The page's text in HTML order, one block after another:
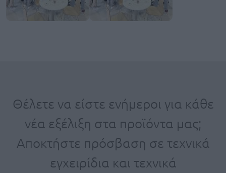
Θέλετε να είστε ενήμεροι για κάθε
νέα εξέλιξη στα προϊόντα μας;
Αποκτήστε πρόσβαση σε τεχνικά
εγχειρίδια και τεχνικά